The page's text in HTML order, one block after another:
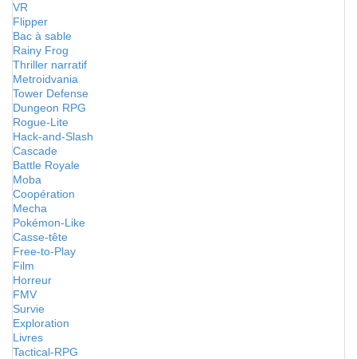
VR
Flipper
Bac à sable
Rainy Frog
Thriller narratif
Metroidvania
Tower Defense
Dungeon RPG
Rogue-Lite
Hack-and-Slash
Cascade
Battle Royale
Moba
Coopération
Mecha
Pokémon-Like
Casse-tête
Free-to-Play
Film
Horreur
FMV
Survie
Exploration
Livres
Tactical-RPG